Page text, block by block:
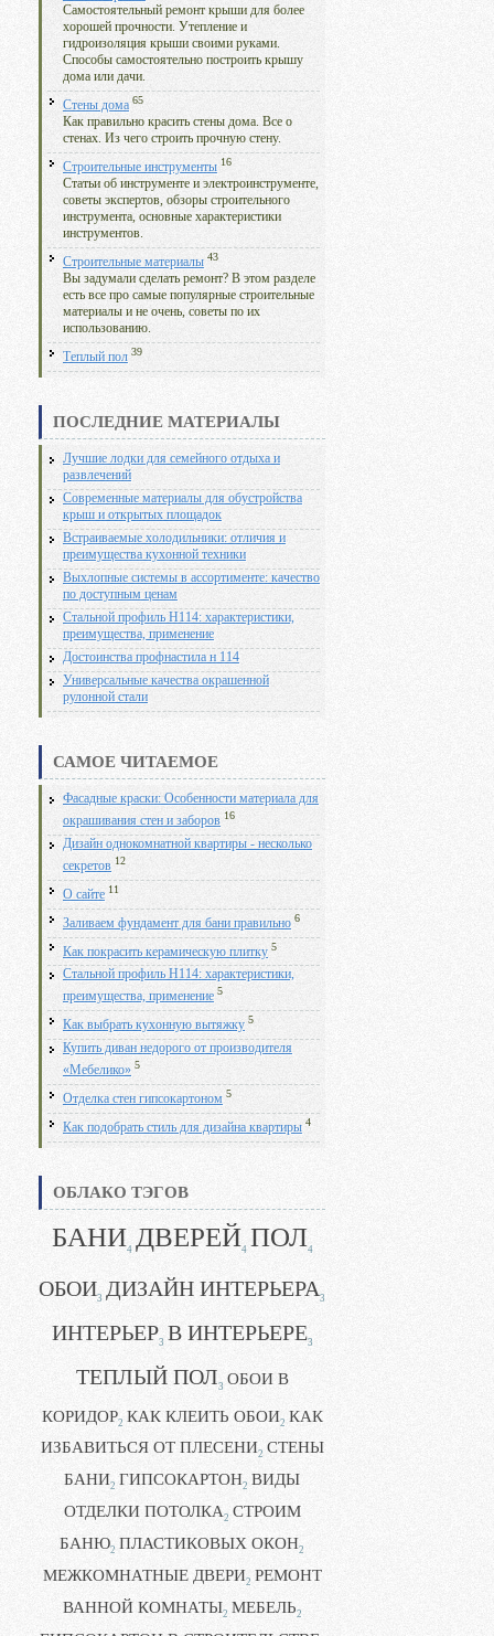
Самостоятельный ремонт крыши для более
хорошей прочности. Утепление и
гидроизоляция крыши своими руками.
Способы самостоятельно построить крышу
дома или дачи.
Стены дома 65
Как правильно красить стены дома. Все о
стенах. Из чего строить прочную стену.
Строительные инструменты 16
Статьи об инструменте и электроинструменте,
советы экспертов, обзоры строительного
инструмента, основные характеристики
инструментов.
Строительные материалы 43
Вы задумали сделать ремонт? В этом разделе
есть все про самые популярные строительные
материалы и не очень, советы по их
использованию.
Теплый пол 39
ПОСЛЕДНИЕ МАТЕРИАЛЫ
Лучшие лодки для семейного отдыха и
развлечений
Современные материалы для обустройства
крыш и открытых площадок
Встраиваемые холодильники: отличия и
преимущества кухонной техники
Выхлопные системы в ассортименте: качество
по доступным ценам
Стальной профиль Н114: характеристики,
преимущества, применение
Достоинства профнастила н 114
Универсальные качества окрашенной
рулонной стали
САМОЕ ЧИТАЕМОЕ
Фасадные краски: Особенности материала для
окрашивания стен и заборов 16
Дизайн однокомнатной квартиры - несколько
секретов 12
О сайте 11
Заливаем фундамент для бани правильно 6
Как покрасить керамическую плитку 5
Стальной профиль Н114: характеристики,
преимущества, применение 5
Как выбрать кухонную вытяжку 5
Купить диван недорого от производителя
«Мебелико» 5
Отделка стен гипсокартоном 5
Как подобрать стиль для дизайна квартиры 4
ОБЛАКО ТЭГОВ
БАНИ4 ДВЕРЕЙ4 ПОЛ4
ОБОИ3 ДИЗАЙН ИНТЕРЬЕРА3
ИНТЕРЬЕР3 В ИНТЕРЬЕРЕ3
ТЕПЛЫЙ ПОЛ3 ОБОИ В
КОРИДОР2 КАК КЛЕИТЬ ОБОИ2 КАК
ИЗБАВИТЬСЯ ОТ ПЛЕСЕНИ2 СТЕНЫ
БАНИ2 ГИПСОКАРТОН2 ВИДЫ
ОТДЕЛКИ ПОТОЛКА2 СТРОИМ
БАНЮ2 ПЛАСТИКОВЫХ ОКОН2
МЕЖКОМНАТНЫЕ ДВЕРИ2 РЕМОНТ
ВАННОЙ КОМНАТЫ2 МЕБЕЛЬ2